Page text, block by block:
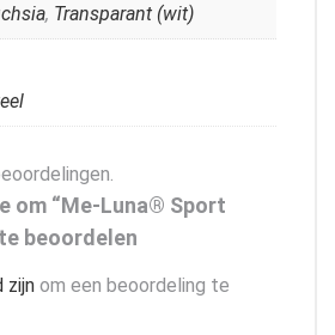
, Transparant (wit)
om “Me-Luna® Sport
beoordelen
zijn om een beoordeling te